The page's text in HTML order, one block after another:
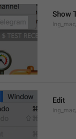
Show
Edit